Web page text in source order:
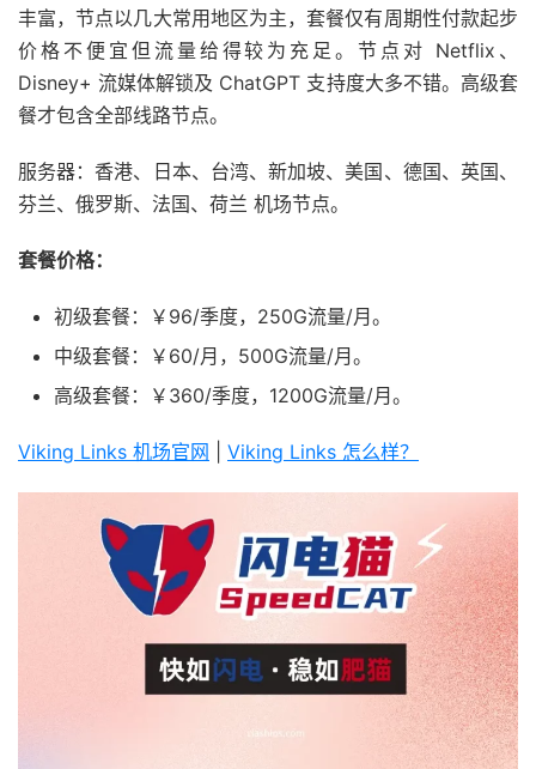
丰富，节点以几大常用地区为主，套餐仅有周期性付款起步
价格不便宜但流量给得较为充足。节点对 Netflix、
Disney+ 流媒体解锁及 ChatGPT 支持度大多不错。高级套
餐才包含全部线路节点。
服务器：香港、日本、台湾、新加坡、美国、德国、英国、
芬兰、俄罗斯、法国、荷兰 机场节点。
套餐价格：
初级套餐：￥96/季度，250G流量/月。
中级套餐：￥60/月，500G流量/月。
高级套餐：￥360/季度，1200G流量/月。
Viking Links 机场官网 Viking Links 怎么样？